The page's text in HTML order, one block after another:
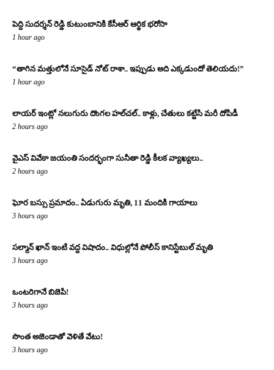
పెద్ది సుదర్శన్ రెడ్డి కుటుంబానికి కేసీఆర్ ఆర్థిక భరోసా
1 hour ago
“తాగిన మత్తులోనే సూసైడ్ నోట్ రాశా.. ఇప్పుడు అది ఎక్కడుందో తెలియదు!”
1 hour ago
లాయర్ ఇంట్లో నలుగురు దొంగల హల్‌చల్.. కాళ్లు, చేతులు కట్టేసి మరీ దోపిడీ
2 hours ago
వైఎస్ వివేకా జయంతి సందర్భంగా సునీతా రెడ్డి కీలక వ్యాఖ్యలు..
2 hours ago
ఘోర బస్సు ప్రమాదం.. ఏడుగురు మృతి, 11 మందికి గాయాలు
3 hours ago
సల్మాన్ ఖాన్ ఇంటి వద్ద విషాదం.. విధుల్లోనే పోలీస్ కానిస్టేబుల్ మృతి
3 hours ago
ఒంటరిగానే బిజెపి!
3 hours ago
సొంత అజెండాతో వెళితే వేటు!
3 hours ago